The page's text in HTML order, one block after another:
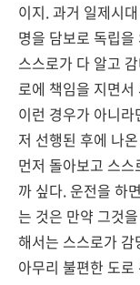
이지. 과거 일제시
명을 담보로 독립
스스로가 다 알고
로에 책임을 지면
이런 경우가 아니
저 선행된 후에 나
먼저 돌아보고 스
까 싶다. 운전을 하
는 것은 만약 그것
해서는 스스로가
아무리 불편한 도